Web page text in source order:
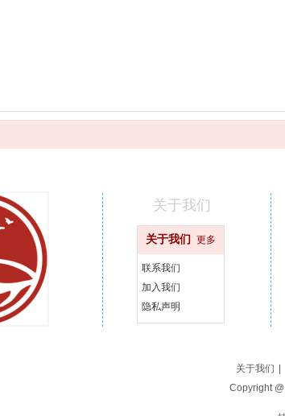
关于我们 更多
联系我们
加入我们
隐私声明
关于我们
关于我们
Copyright